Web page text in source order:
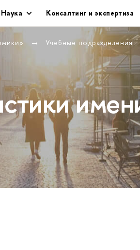
Наука Консалтинг и экспертиза
Учебные подразделения